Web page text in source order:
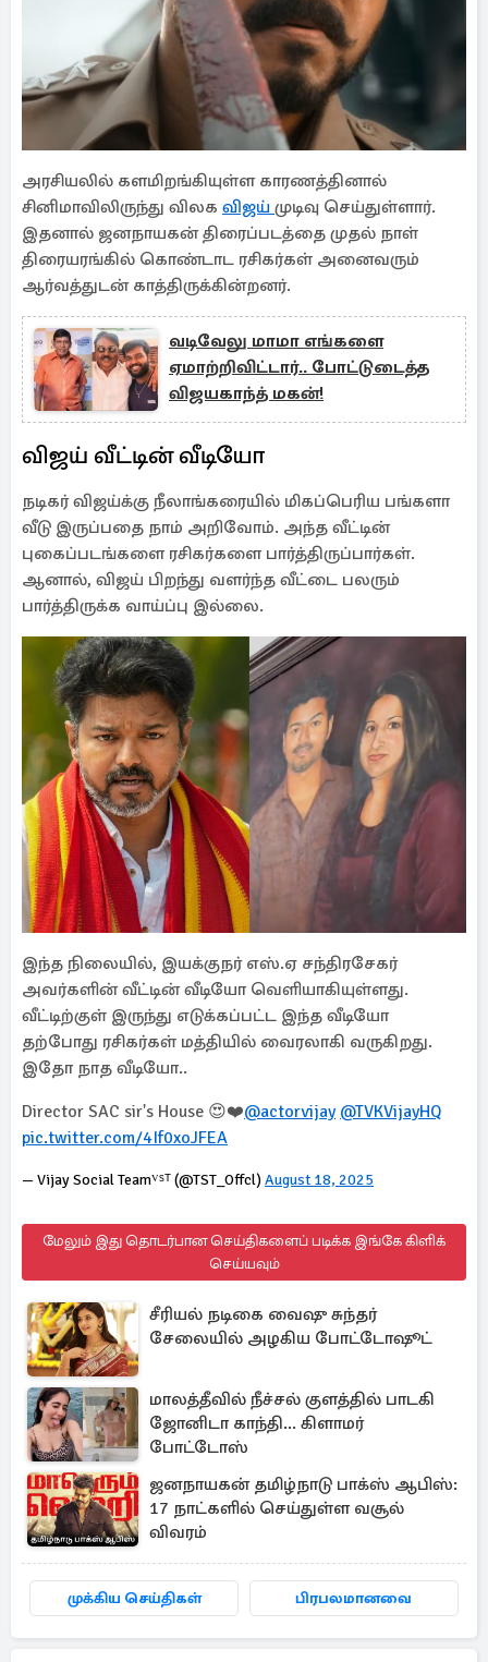
அரசியலில் களமிறங்கியுள்ள காரணத்தினால்
சினிமாவிலிருந்து விலக விஜய் முடிவு செய்துள்ளார்.
இதனால் ஜனநாயகன் திரைப்படத்தை முதல் நாள்
திரையரங்கில் கொண்டாட ரசிகர்கள் அனைவரும்
ஆர்வத்துடன் காத்திருக்கின்றனர்.
வடிவேலு மாமா எங்களை
ஏமாற்றிவிட்டார்.. போட்டுடைத்த
விஜயகாந்த் மகன்!
விஜய் வீட்டின் வீடியோ
நடிகர் விஜய்க்கு நீலாங்கரையில் மிகப்பெரிய பங்களா
வீடு இருப்பதை நாம் அறிவோம். அந்த வீட்டின்
புகைப்படங்களை ரசிகர்களை பார்த்திருப்பார்கள்.
ஆனால், விஜய் பிறந்து வளர்ந்த வீட்டை பலரும்
பார்த்திருக்க வாய்ப்பு இல்லை.
இந்த நிலையில், இயக்குநர் எஸ்.ஏ சந்திரசேகர்
அவர்களின் வீட்டின் வீடியோ வெளியாகியுள்ளது.
வீட்டிற்குள் இருந்து எடுக்கப்பட்ட இந்த வீடியோ
தற்போது ரசிகர்கள் மத்தியில் வைரலாகி வருகிறது.
இதோ நாத வீடியோ..
Director SAC sir's House 😍❤️@actorvijay @TVKVijayHQ
pic.twitter.com/4If0xoJFEA
— Vijay Social Teamⱽˢᵀ (@TST_Offcl) August 18, 2025
மேலும் இது தொடர்பான செய்திகளைப் படிக்க இங்கே கிளிக்
செய்யவும்
சீரியல் நடிகை வைஷு சுந்தர்
சேலையில் அழகிய போட்டோஷூட்
மாலத்தீவில் நீச்சல் குளத்தில் பாடகி
ஜோனிடா காந்தி... கிளாமர்
போட்டோஸ்
ஜனநாயகன் தமிழ்நாடு பாக்ஸ் ஆபிஸ்:
17 நாட்களில் செய்துள்ள வசூல்
விவரம்
முக்கிய செய்திகள் பிரபலமானவை